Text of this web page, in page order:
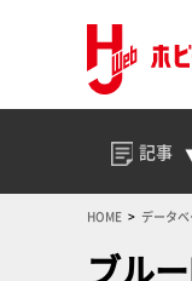
記事
HOME データ
ブル